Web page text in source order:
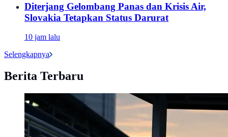
Diterjang Gelombang Panas dan Krisis Air,
Slovakia Tetapkan Status Darurat
10 jam lalu
Selengkapnya
Berita Terbaru